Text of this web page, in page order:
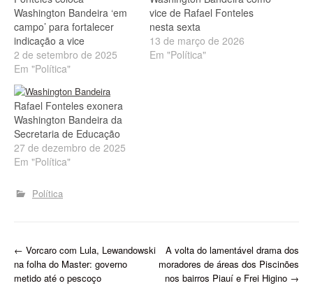
Washington Bandeira ‘em
campo’ para fortalecer
indicação a vice
2 de setembro de 2025
Em "Política"
vice de Rafael Fonteles
nesta sexta
13 de março de 2026
Em "Política"
Rafael Fonteles exonera
Washington Bandeira da
Secretaria de Educação
27 de dezembro de 2025
Em "Política"
Política
P
o
← Vorcaro com Lula, Lewandowski
na folha do Master: governo
metido até o pescoço
A volta do lamentável drama dos
moradores de áreas dos Piscinões
nos bairros Piauí e Frei Higino →